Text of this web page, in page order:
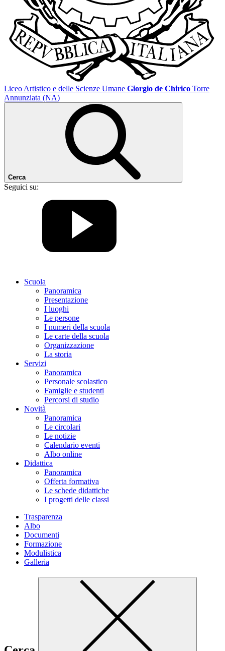
Liceo Artistico e delle Scienze Umane Giorgio de Chirico Torre
Annunziata (NA)
Cerca
Seguici su:
Scuola
Panoramica
Presentazione
I luoghi
Le persone
I numeri della scuola
Le carte della scuola
Organizzazione
La storia
Servizi
Panoramica
Personale scolastico
Famiglie e studenti
Percorsi di studio
Novità
Panoramica
Le circolari
Le notizie
Calendario eventi
Albo online
Didattica
Panoramica
Offerta formativa
Le schede didattiche
I progetti delle classi
Trasparenza
Albo
Documenti
Formazione
Modulistica
Galleria